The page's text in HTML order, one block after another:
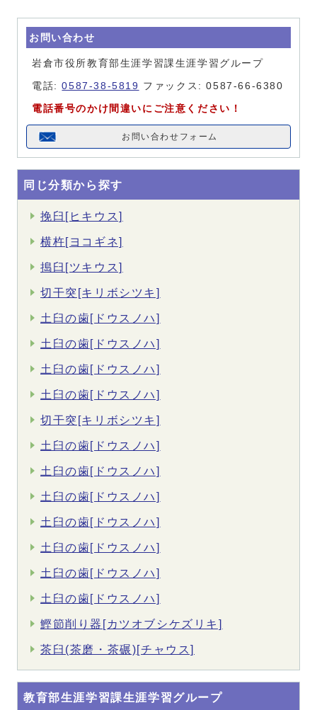
お問い合わせ
岩倉市役所教育部生涯学習課生涯学習グループ
電話:0587-38-5819 ファックス: 0587-66-6380
電話番号のかけ間違いにご注意ください！
お問い合わせフォーム
同じ分類から探す
挽臼[ヒキウス]
横杵[ヨコギネ]
搗臼[ツキウス]
切干突[キリボシツキ]
土臼の歯[ドウスノハ]
土臼の歯[ドウスノハ]
土臼の歯[ドウスノハ]
土臼の歯[ドウスノハ]
切干突[キリボシツキ]
土臼の歯[ドウスノハ]
土臼の歯[ドウスノハ]
土臼の歯[ドウスノハ]
土臼の歯[ドウスノハ]
土臼の歯[ドウスノハ]
土臼の歯[ドウスノハ]
土臼の歯[ドウスノハ]
鰹節削り器[カツオブシケズリキ]
茶臼(茶磨・茶碾)[チャウス]
教育部生涯学習課生涯学習グループ